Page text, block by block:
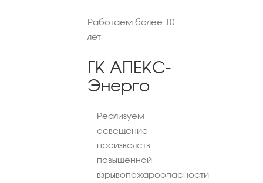
Работаем более 10
лет
ГК АПЕКС-
Энерго
Реализуем
освещение
производств
повышенной
взрывопожароопасности